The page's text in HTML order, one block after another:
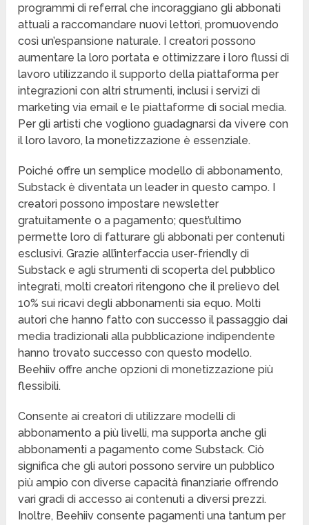
programmi di referral che incoraggiano gli abbonati
attuali a raccomandare nuovi lettori, promuovendo
così un’espansione naturale. I creatori possono
aumentare la loro portata e ottimizzare i loro flussi di
lavoro utilizzando il supporto della piattaforma per
integrazioni con altri strumenti, inclusi i servizi di
marketing via email e le piattaforme di social media.
Per gli artisti che vogliono guadagnarsi da vivere con
il loro lavoro, la monetizzazione è essenziale.
Poiché offre un semplice modello di abbonamento,
Substack è diventata un leader in questo campo. I
creatori possono impostare newsletter
gratuitamente o a pagamento; quest’ultimo
permette loro di fatturare gli abbonati per contenuti
esclusivi. Grazie all’interfaccia user-friendly di
Substack e agli strumenti di scoperta del pubblico
integrati, molti creatori ritengono che il prelievo del
10% sui ricavi degli abbonamenti sia equo. Molti
autori che hanno fatto con successo il passaggio dai
media tradizionali alla pubblicazione indipendente
hanno trovato successo con questo modello.
Beehiiv offre anche opzioni di monetizzazione più
flessibili.
Consente ai creatori di utilizzare modelli di
abbonamento a più livelli, ma supporta anche gli
abbonamenti a pagamento come Substack. Ciò
significa che gli autori possono servire un pubblico
più ampio con diverse capacità finanziarie offrendo
vari gradi di accesso ai contenuti a diversi prezzi.
Inoltre, Beehiiv consente pagamenti una tantum per